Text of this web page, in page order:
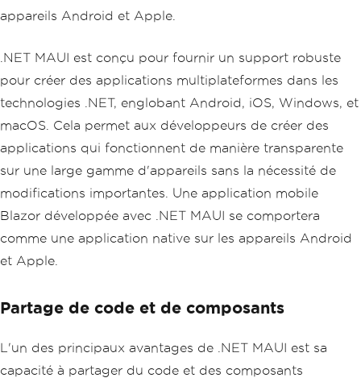
appareils Android et Apple.
.NET MAUI est conçu pour fournir un support robuste
pour créer des applications multiplateformes dans les
technologies .NET, englobant Android, iOS, Windows, et
macOS. Cela permet aux développeurs de créer des
applications qui fonctionnent de manière transparente
sur une large gamme d'appareils sans la nécessité de
modifications importantes. Une application mobile
Blazor développée avec .NET MAUI se comportera
comme une application native sur les appareils Android
et Apple.
Partage de code et de composants
L'un des principaux avantages de .NET MAUI est sa
capacité à partager du code et des composants